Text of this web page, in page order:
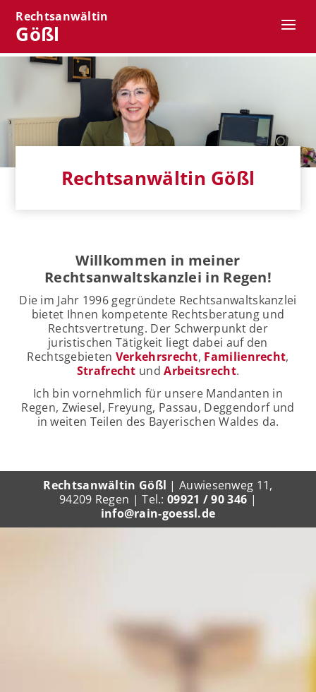
Rechtsanwältin
Gößl
Rechtsanwältin Gößl
Willkommen in meiner
Rechtsanwaltskanzlei in Regen!
Die im Jahr 1996 gegründete Rechtsanwaltskanzlei
bietet Ihnen kompetente Rechtsberatung und
Rechtsvertretung. Der Schwerpunkt der
juristischen Tätigkeit liegt dabei auf den
Rechtsgebieten Verkehrsrecht, Familienrecht,
Strafrecht undArbeitsrecht.
Ich bin vornehmlich für unsere Mandanten in
Regen, Zwiesel, Freyung, Passau, Deggendorf und
in weiten Teilen des Bayerischen Waldes da.
Rechtsanwältin Gößl | Auwiesenweg 11,
94209 Regen | Tel.:09921 / 90 346 |
info@rain-goessl.de